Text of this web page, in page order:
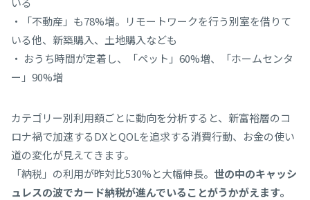
・「不動産」も78%増。リモートワークを行う別室を借りて
いる他、新築購入、土地購入なども
・ おうち時間が定着し、「ペット」60%増、「ホームセンタ
ー」90%増
カテゴリー別利用額ごとに動向を分析すると、新富裕層のコ
ロナ禍で加速するDXとQOLを追求する消費行動、お金の使い
道の変化が見えてきます。
「納税」の利用が昨対比530%と大幅伸長。 世の中のキャッシ
ュレスの波でカード納税が進んでいることがうかがえます。